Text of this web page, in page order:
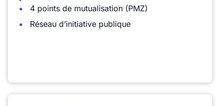
4 points de mutualisation (PMZ)
Réseau d’initiative publique